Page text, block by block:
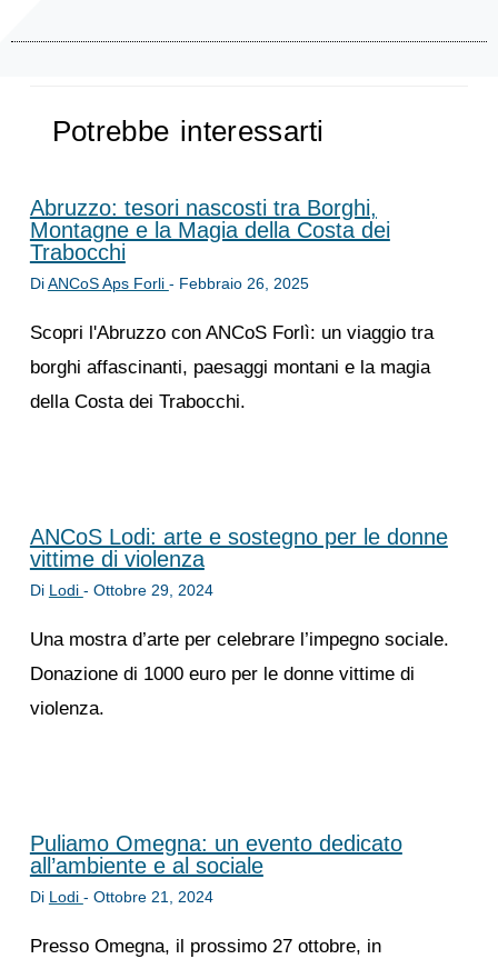
Potrebbe interessarti
Abruzzo: tesori nascosti tra Borghi,
Montagne e la Magia della Costa dei
Trabocchi
DiANCoS Aps Forli - Febbraio 26, 2025
Scopri l'Abruzzo con ANCoS Forlì: un viaggio tra
borghi affascinanti, paesaggi montani e la magia
della Costa dei Trabocchi.
ANCoS Lodi: arte e sostegno per le donne
vittime di violenza
Di Lodi - Ottobre 29, 2024
Una mostra d’arte per celebrare l’impegno sociale.
Donazione di 1000 euro per le donne vittime di
violenza.
Puliamo Omegna: un evento dedicato
all’ambiente e al sociale
Di Lodi - Ottobre 21, 2024
Presso Omegna, il prossimo 27 ottobre, in